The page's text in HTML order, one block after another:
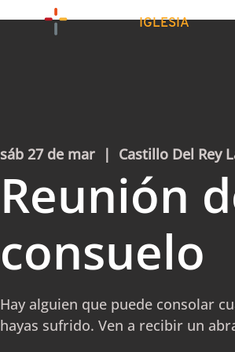
IGLESIA
sáb 27 de mar
  |
Castillo Del Rey
Reunión
consuelo
Hay alguien que puede consolar
hayas sufrido. Ven a recibir un